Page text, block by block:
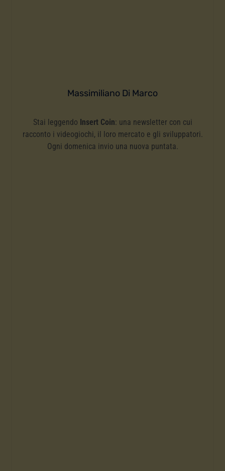
Massimiliano Di Marco
Stai leggendo Insert Coin: una newsletter con cui
racconto i videogiochi, il loro mercato e gli sviluppatori.
Ogni domenica invio una nuova puntata.